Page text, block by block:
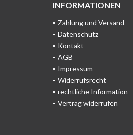
INFORMATIONEN
Zahlung und Versand
Datenschutz
Kontakt
AGB
Impressum
Widerrufsrecht
rechtliche Information
Vertrag widerrufen